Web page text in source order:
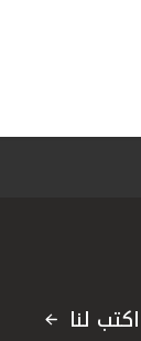
اكتب لنا